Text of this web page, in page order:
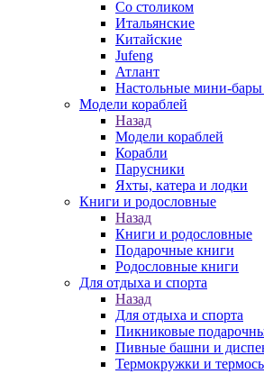
Со столиком
Итальянские
Китайские
Jufeng
Атлант
Настольные мини-бары
Модели кораблей
Назад
Модели кораблей
Корабли
Парусники
Яхты, катера и лодки
Книги и родословные
Назад
Книги и родословные
Подарочные книги
Родословные книги
Для отдыха и спорта
Назад
Для отдыха и спорта
Пикниковые
Пивные башни и
Термокружки и